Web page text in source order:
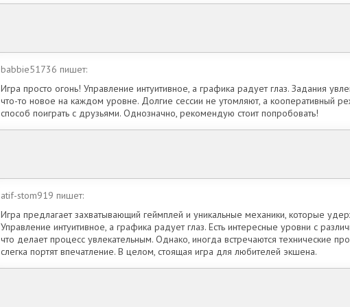
babbie51736 пишет:
Игра просто огонь! Управление интуитивное, а графика радует глаз. Задания
что-то новое на каждом уровне. Долгие сессии не утомляют, а кооперативный
способ поиграть с друзьями. Однозначно, рекомендую стоит попробовать!
atif-stom919 пишет:
Игра предлагает захватывающий геймплей и уникальные механики, которые
Управление интуитивное, а графика радует глаз. Есть интересные уровни с
что делает процесс увлекательным. Однако, иногда встречаются технические
слегка портят впечатление. В целом, стоящая игра для любителей экшена.